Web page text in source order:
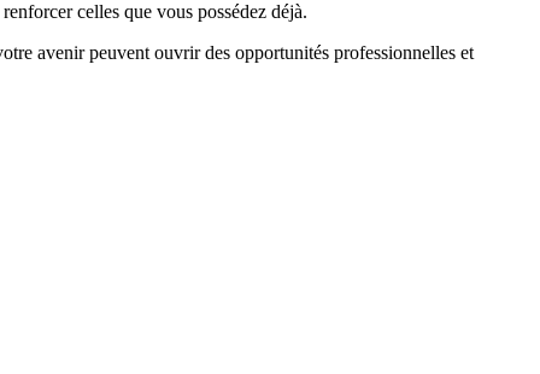
celles que vous possédez déjà.
avenir peuvent ouvrir des opportunités professionnelles et